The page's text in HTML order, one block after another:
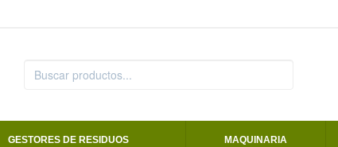
GESTORES DE RESIDUOS MAQUINARIA